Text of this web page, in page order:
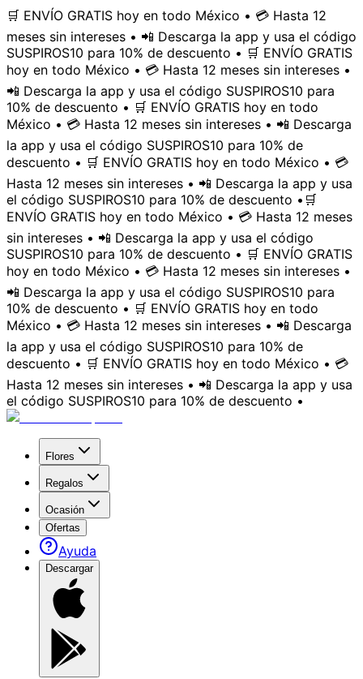
🛒 ENVÍO GRATIS hoy en todo México • 💳 Hasta 12
meses sin intereses • 📲 Descarga la app y usa el código
SUSPIROS10 para 10% de descuento • 🛒 ENVÍO GRATIS
hoy en todo México • 💳 Hasta 12 meses sin intereses •
📲 Descarga la app y usa el código SUSPIROS10 para
10% de descuento • 🛒 ENVÍO GRATIS hoy en todo
México • 💳 Hasta 12 meses sin intereses • 📲 Descarga
la app y usa el código SUSPIROS10 para 10% de
descuento • 🛒 ENVÍO GRATIS hoy en todo México • 💳
Hasta 12 meses sin intereses • 📲 Descarga la app y usa
el código SUSPIROS10 para 10% de descuento • 🛒
ENVÍO GRATIS hoy en todo México • 💳 Hasta 12 meses
sin intereses • 📲 Descarga la app y usa el código
SUSPIROS10 para 10% de descuento • 🛒 ENVÍO GRATIS
hoy en todo México • 💳 Hasta 12 meses sin intereses •
📲 Descarga la app y usa el código SUSPIROS10 para
10% de descuento • 🛒 ENVÍO GRATIS hoy en todo
México • 💳 Hasta 12 meses sin intereses • 📲 Descarga
la app y usa el código SUSPIROS10 para 10% de
descuento • 🛒 ENVÍO GRATIS hoy en todo México • 💳
Hasta 12 meses sin intereses • 📲 Descarga la app y usa
el código SUSPIROS10 para 10% de descuento •
Flores
Regalos
Ocasión
Ofertas
Ayuda
Descargar